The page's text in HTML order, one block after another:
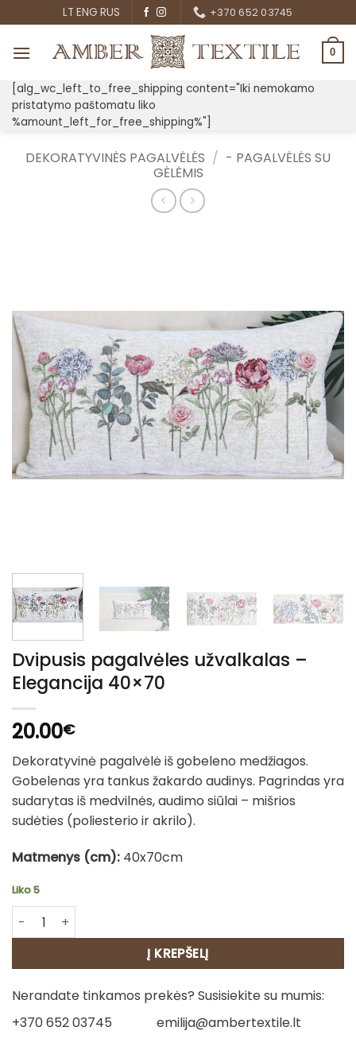
to
content
LT ENG RUS +370 652 03745
0
[alg_wc_left_to_free_shipping content="Iki nemokamo
pristatymo paštomatu liko
%amount_left_for_free_shipping%"]
DEKORATYVINĖS PAGALVĖLĖS / - PAGALVĖLĖS SU
GĖLĖMIS
Dvipusis pagalvėles užvalkalas –
Elegancija 40×70
20.00€
Dekoratyvinė pagalvėlė iš gobeleno medžiagos.
Gobelenas yra tankus žakardo audinys. Pagrindas yra
sudarytas iš medvilnės, audimo siūlai – mišrios
sudėties (poliesterio ir akrilo).
Matmenys (cm): 40x70cm
Liko 5
produkto kiekis: Dvipusis pagalvėles užvalkalas -
Į KREPŠELĮ
Nerandate tinkamos prekės? Susisiekite su mumis:
+370 652 03745
emilija@ambertextile.lt